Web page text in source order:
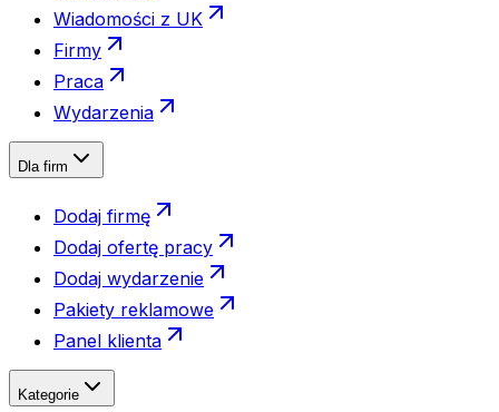
Wiadomości z UK
Firmy
Praca
Wydarzenia
Dla firm
Dodaj firmę
Dodaj ofertę pracy
Dodaj wydarzenie
Pakiety reklamowe
Panel klienta
Kategorie